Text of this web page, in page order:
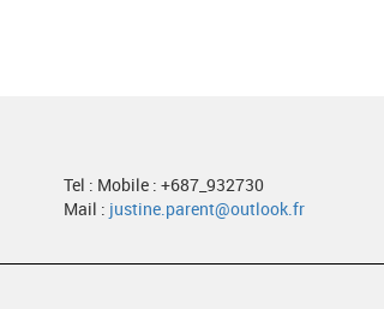
Tel : Mobile : +687_932730
Mail : justine.parent@outlook.fr